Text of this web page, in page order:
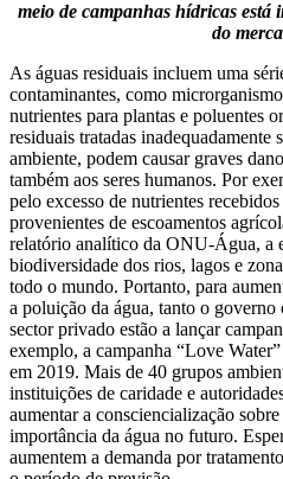
meio de campanhas hídricas está
do
As águas residuais incluem uma
contaminantes, como
nutrientes para plantas e poluentes
residuais tratadas inadequadamente
ambiente, podem causar graves
também aos seres humanos. Por
pelo excesso de nutrientes recebidos
provenientes de escoamentos
relatório analítico da ONU-Água, a
biodiversidade dos rios, lagos e
todo o mundo. Portanto, para
a poluição da água, tanto o governo
sector privado estão a lançar
exemplo, a campanha “Love
em 2019. Mais de 40 grupos
instituições de caridade e
aumentar a consciencialização
importância da água no futuro.
aumentem a demanda por